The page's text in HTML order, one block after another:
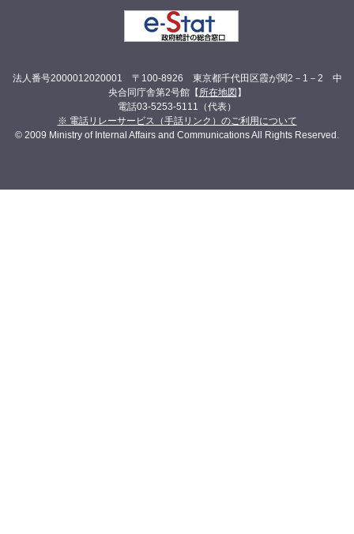
法人番号2000012020001 〒100-8926 東京都千代田区霞が関2－1－2 中
央合同庁舎第2号館【 所在地図 】
電話03-5253-5111（代表）
※ 電話リレーサービス（手話リンク）のご利用について
© 2009 Ministry of Internal Affairs and Communications All Rights Reserved.